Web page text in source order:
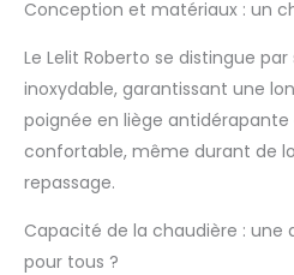
en
Conception et matériaux : un
Le Lelit Roberto se distingue
inoxydable, garantissant une
poignée en liège
confortable, même durant de
repassage.
Capacité de la chaudière :
pour tous ?